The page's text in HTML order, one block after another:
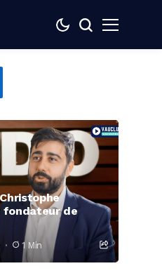
fondateur de
1 Min